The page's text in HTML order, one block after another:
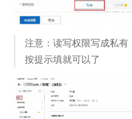
注意：读写权限写成私
按提示填就可以了